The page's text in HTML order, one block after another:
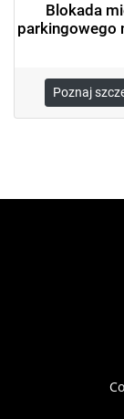
Blokada
parkingowego
Poznaj